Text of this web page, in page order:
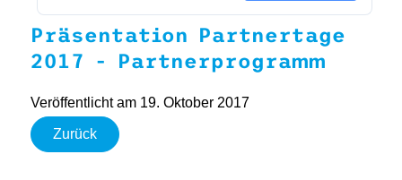
Präsentation Partnertage
2017 - Partnerprogramm
Veröffentlicht am 19. Oktober 2017
Zurück